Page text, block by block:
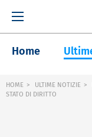
Home
HOME ULTIME NOTIZIE
STATO DI DIRITTO